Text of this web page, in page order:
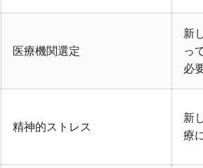
医療機関選定
新
っ
必
精神的ストレス
新
療